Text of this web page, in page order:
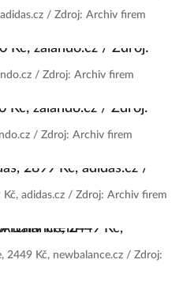
/ Zdroj: Archiv firem
/ Zdroj: Archiv firem
/ Zdroj: Archiv firem
adidas.cz / Zdroj: Archiv firem
2449 Kč, newbalance.cz / Zdroj: